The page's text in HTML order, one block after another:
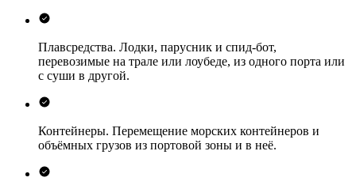
Плавсредства. Лодки, парусник и спид-бот,
перевозимые на трале или лоубеде, из одного порта или
с суши в другой.
Контейнеры. Перемещение морских контейнеров и
объёмных грузов из портовой зоны и в неё.